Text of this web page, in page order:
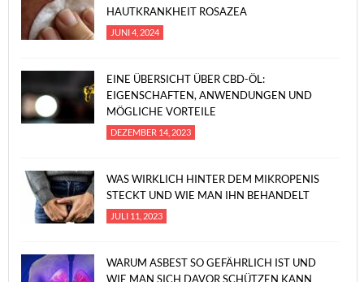
HAUTKRANKHEIT ROSAZEA
JUNI 4, 2024
EINE ÜBERSICHT ÜBER CBD-ÖL:
EIGENSCHAFTEN, ANWENDUNGEN UND
MÖGLICHE VORTEILE
DEZEMBER 14, 2023
WAS WIRKLICH HINTER DEM MIKROPENIS
STECKT UND WIE MAN IHN BEHANDELT
JULI 11, 2023
WARUM ASBEST SO GEFÄHRLICH IST UND
WIE MAN SICH DAVOR SCHÜTZEN KANN